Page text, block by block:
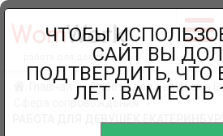
работа для девушек
Главная
Работа для девушек в
Сфера сопровождения
ЧТОБЫ
САЙТ ВЫ
ПОДТВЕРДИТЬ, ЧТО
ЛЕТ. ВАМ ЕСТЬ